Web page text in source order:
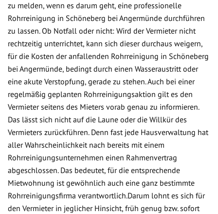
zu melden, wenn es darum geht, eine professionelle
Rohrreinigung in Schöneberg bei Angermünde durchführen
zu lassen. Ob Notfall oder nicht: Wird der Vermieter nicht
rechtzeitig unterrichtet, kann sich dieser durchaus weigern,
für die Kosten der anfallenden Rohrreinigung in Schöneberg
bei Angermünde, bedingt durch einen Wasseraustritt oder
eine akute Verstopfung, gerade zu stehen. Auch bei einer
regelmäßig geplanten Rohrreinigungsaktion gilt es den
Vermieter seitens des Mieters vorab genau zu informieren.
Das lässt sich nicht auf die Laune oder die Willkür des
Vermieters zurückführen. Denn fast jede Hausverwaltung hat
aller Wahrscheinlichkeit nach bereits mit einem
Rohrreinigungsunternehmen einen Rahmenvertrag
abgeschlossen. Das bedeutet, für die entsprechende
Mietwohnung ist gewöhnlich auch eine ganz bestimmte
Rohrreinigungsfirma verantwortlich.Darum lohnt es sich für
den Vermieter in jeglicher Hinsicht, früh genug bzw. sofort